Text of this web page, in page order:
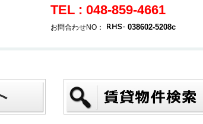
TEL : 048-859-4661
お問合わせNO： 038602-5208c